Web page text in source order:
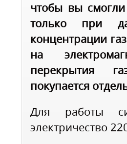
чтобы вы смогли
только при
концентрации
на
перекрытия
покупается
Для работы
электричество